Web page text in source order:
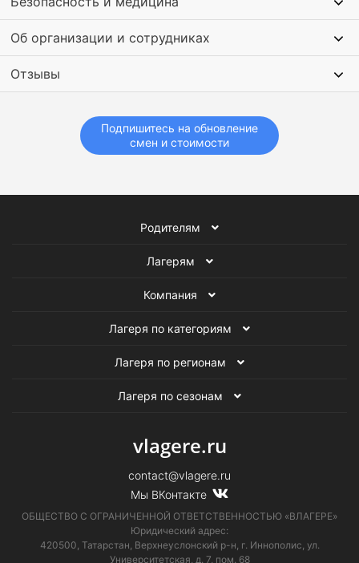
Об организации и сотрудниках
Отзывы
Подпишитесь на обновление
смен и стоимости
Родителям
Лагерям
Компания
Лагеря по категориям
Лагеря по регионам
Лагеря по сезонам
vlagere.ru
contact@vlagere.ru
Мы ВКонтакте
ОБЩЕСТВО С ОГРАНИЧЕННОЙ ОТВЕТСТВЕННОСТЬЮ «ВЛАГЕРЕ»
Юридический адрес:
420500, Татарстан, Верхнеуслонский р-н, г. Иннополис, ул.
Университетская, д. 7, пом. 68